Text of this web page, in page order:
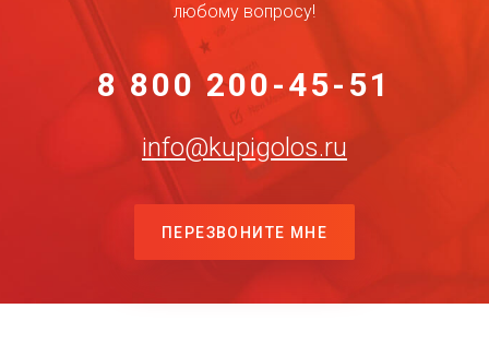
любому вопросу!
8 800 200-45-51
info@kupigolos.ru
ПЕРЕЗВОНИТЕ МНЕ